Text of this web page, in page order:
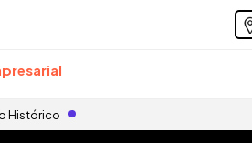
Histórico